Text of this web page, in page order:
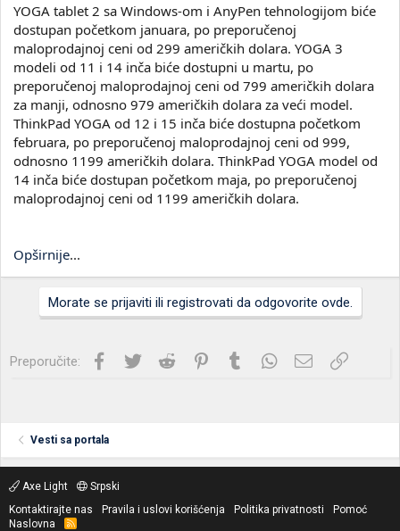
YOGA tablet 2 sa Windows-om i AnyPen tehnologijom biće
dostupan početkom januara, po preporučenoj
maloprodajnoj ceni od 299 američkih dolara. YOGA 3
modeli od 11 i 14 inča biće dostupni u martu, po
preporučenoj maloprodajnoj ceni od 799 američkih dolara
za manji, odnosno 979 američkih dolara za veći model.
ThinkPad YOGA od 12 i 15 inča biće dostupna početkom
februara, po preporučenoj maloprodajnoj ceni od 999,
odnosno 1199 američkih dolara. ThinkPad YOGA model od
14 inča biće dostupan početkom maja, po preporučenoj
maloprodajnoj ceni od 1199 američkih dolara.
Opširnije...
Morate se prijaviti ili registrovati da odgovorite ovde.
Preporučite: Facebook
Twitter Reddit PinterestTumblrWhatsApp
Imejl Link
Vesti sa portala
Axe Light
Srpski
Kontaktirajte nas
Pravila i uslovi korišćenja Politika privatnosti
Pomoć
Naslovna
R